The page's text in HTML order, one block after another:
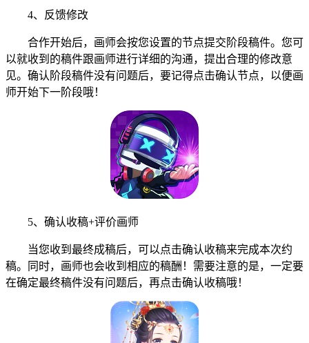
4、反馈修改
合作开始后，画师会按您设置的节点提交阶段稿件。您可
以就收到的稿件跟画师进行详细的沟通，提出合理的修改意
见。确认阶段稿件没有问题后，要记得点击确认节点，以便画
师开始下一阶段哦！
5、确认收稿+评价画师
当您收到最终成稿后，可以点击确认收稿来完成本次约
稿。同时，画师也会收到相应的稿酬！需要注意的是，一定要
在确定最终稿件没有问题后，再点击确认收稿哦！